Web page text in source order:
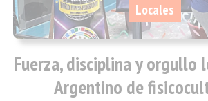
Fuerza, disciplina y orgullo
Argentino de
Locales